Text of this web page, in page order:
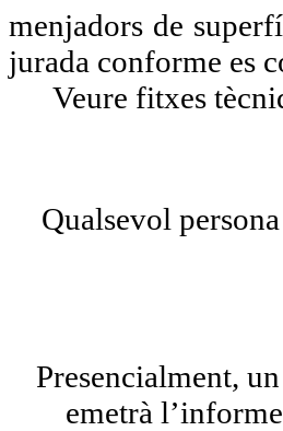
menjadors de
jurada conforme es
Veure fitxes
Qualsevol
Presencialment,
emetrà